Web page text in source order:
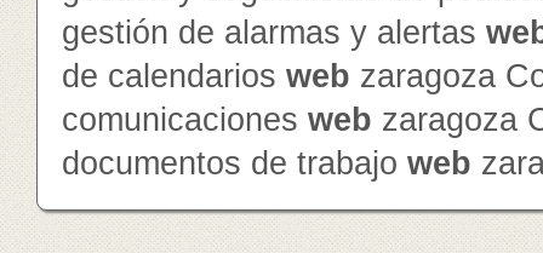
gestión de alarmas y alertas
de calendarios web zaragoza
comunicaciones web zaragoza
documentos de trabajo web